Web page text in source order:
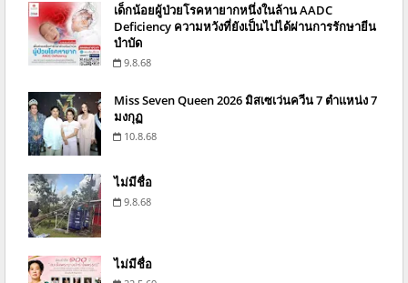
เด็กน้อยผู้ป่วยโรคหายากหนึ่งในล้าน AADC
Deficiency ความหวังที่ยังเป็นไปได้ผ่านการรักษายีน
บำบัด
9.8.68
Miss Seven Queen 2026 มิสเซเว่นควีน 7 ตำแหน่ง 7
มงกุฏ
10.8.68
ไม่มีชื่อ
9.8.68
ไม่มีชื่อ